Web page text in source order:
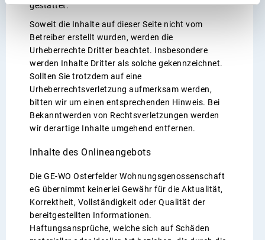
gestattet.
Soweit die Inhalte auf dieser Seite nicht vom
Betreiber erstellt wurden, werden die
Urheberrechte Dritter beachtet. Insbesondere
werden Inhalte Dritter als solche gekennzeichnet.
Sollten Sie trotzdem auf eine
Urheberrechtsverletzung aufmerksam werden,
bitten wir um einen entsprechenden Hinweis. Bei
Bekanntwerden von Rechtsverletzungen werden
wir derartige Inhalte umgehend entfernen.
Inhalte des Onlineangebots
Die GE-WO Osterfelder Wohnungsgenossenschaft
eG übernimmt keinerlei Gewähr für die Aktualität,
Korrektheit, Vollständigkeit oder Qualität der
bereitgestellten Informationen.
Haftungsansprüche, welche sich auf Schäden